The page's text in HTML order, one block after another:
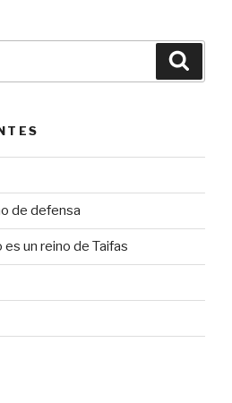
de defensa
un reino de Taifas